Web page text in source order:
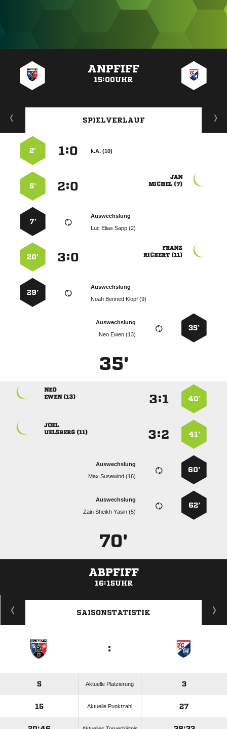
ANPFIFF
15:00UHR
SPIELVERLAUF
k.A. (10)
:
2’

 
:
5’
Auswechslung
   
7’

 
:
20’
Auswechslung
   
29’
35’
Auswechslung
  
35'
40’
:

 
41’
:

 
60’
Auswechslung
  
62’
Auswechslung
   
70'
ABPFIFF
16:15UHR
ANZEIGE
SAISONSTATISTIK
:
5 Aktuelle Platzierung 3
15 Aktuelle Punktzahl 27